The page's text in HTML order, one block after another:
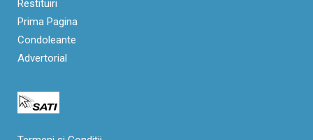
Restituiri
Prima Pagina
Condoleante
Advertorial